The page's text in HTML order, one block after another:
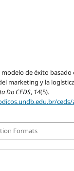
modelo de éxito basado
marketing y la
Do CEDS, 14(5).
ceds/
Formats